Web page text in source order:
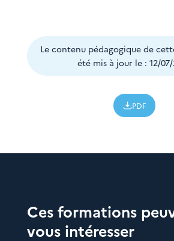
Le contenu pédagogique de
été mis à jour le : 12/
PDF
Ces formations
vous intéresser